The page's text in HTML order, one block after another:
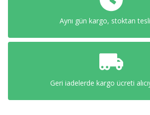
Aynı gün kargo, stoktan
Geri iadelerde kargo ücreti